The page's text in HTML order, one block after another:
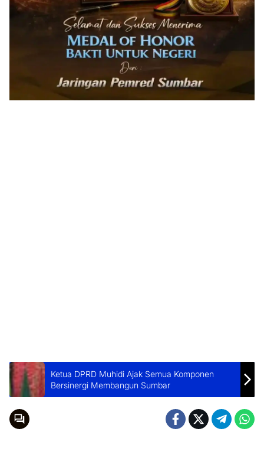
Ketua DPRD Muhidi Ajak Semua Komponen
Bersinergi Membangun Sumbar